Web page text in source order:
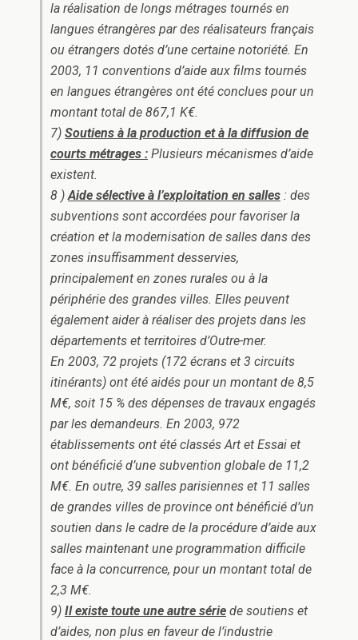
la réalisation de longs métrages tournés en
langues étrangères par des réalisateurs français
ou étrangers dotés d’une certaine notoriété. En
2003, 11 conventions d’aide aux films tournés
en langues étrangères ont été conclues pour un
montant total de 867,1 K€.
7) Soutiens à la production et à la diffusion de
courts métrages : Plusieurs mécanismes d’aide
existent.
8 )Aide sélective à l’exploitation en salles : des
subventions sont accordées pour favoriser la
création et la modernisation de salles dans des
zones insuffisamment desservies,
principalement en zones rurales ou à la
périphérie des grandes villes. Elles peuvent
également aider à réaliser des projets dans les
départements et territoires d’Outre-mer.
En 2003, 72 projets (172 écrans et 3 circuits
itinérants) ont été aidés pour un montant de 8,5
M€, soit 15 % des dépenses de travaux engagés
par les demandeurs. En 2003, 972
établissements ont été classés Art et Essai et
ont bénéficié d’une subvention globale de 11,2
M€. En outre, 39 salles parisiennes et 11 salles
de grandes villes de province ont bénéficié d’un
soutien dans le cadre de la procédure d’aide aux
salles maintenant une programmation difficile
face à la concurrence, pour un montant total de
2,3 M€.
9) Il existe toute une autre série de soutiens et
d’aides, non plus en faveur de l’industrie